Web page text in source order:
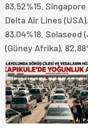
83,52%15.
Delta Air Lines
83,04%18. Solaseed
(Güney Afrika),